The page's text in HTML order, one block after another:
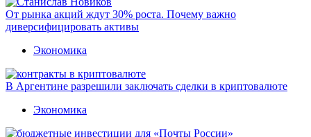
От рынка акций ждут 30% роста. Почему важно
диверсифицировать активы
Экономика
В Аргентине разрешили заключать сделки в криптовалюте
Экономика